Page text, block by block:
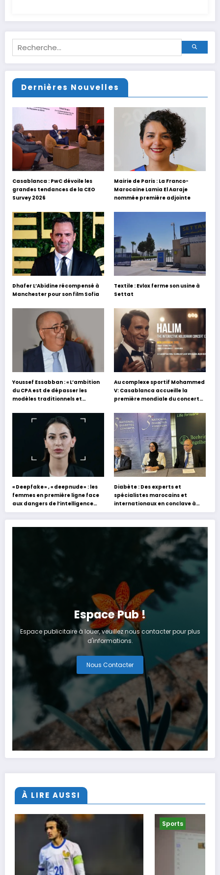
Dernières Nouvelles
Casablanca : PwC dévoile les
grandes tendances de la CEO
Survey 2026
Mairie de Paris : La Franco-
Marocaine Lamia El Aaraje
nommée première adjointe
Dhafer L’Abidine récompensé à
Manchester pour son film Sofia
Textile : Evlox ferme son usine à
Settat
Youssef Essabban : « L’ambition
du CPA est de dépasser les
modèles traditionnels et
s’appuyant sur le partage des
expériences »
Au complexe sportif Mohammed
V: Casablanca accueille la
première mondiale du concert
Hafez
« Deepfake » , « deepnude » : les
femmes en première ligne face
aux dangers de l’intelligence
artificielle
Diabète : Des experts et
spécialistes marocains et
internationaux en conclave à
Tanger
Espace Pub !
Espace publicitaire à louer, veuillez nous contacter pour plus
d'informations.
Nous Contacter
À LIRE AUSSI
Sports